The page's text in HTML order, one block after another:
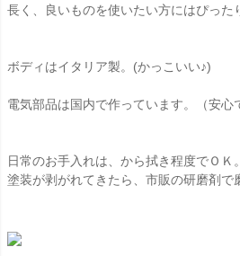
長く、良いものを使いたい方にはぴった
ボディはイタリア製。(かっこいい♪)
電気部品は国内で作っています。（安心
日常のお手入れは、から拭き程度でＯＫ。
塗装が剥がれてきたら、市販の研磨剤で